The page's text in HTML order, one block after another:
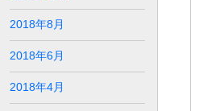
2018年8月
2018年6月
2018年4月